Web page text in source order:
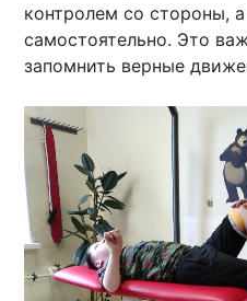
контролем со стороны,
самостоятельно. Это
запомнить верные